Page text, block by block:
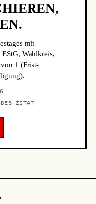
mit
Wahlkreis,
1 (Frist-
ZITAT